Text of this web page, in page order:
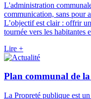
L'administration
communication, sans pour
L’objectif est clair : offrir
tournée vers les habitantes
Lire +
Plan communal de
La Propreté publique est